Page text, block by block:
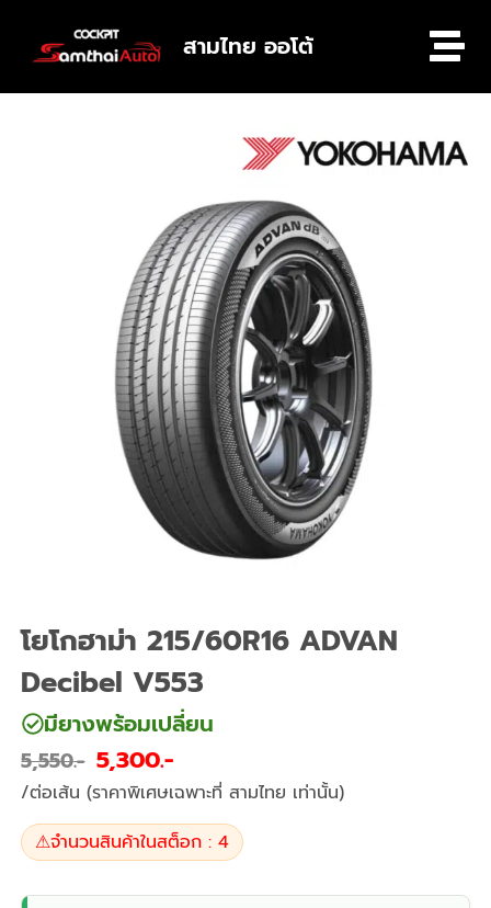
สามไทย ออโต้
โยโกฮาม่า 215/60R16 ADVAN
Decibel V553
มียางพร้อมเปลี่ยน
5,550 5,300
/ต่อเส้น (ราคาพิเศษเฉพาะที่ สามไทย เท่านั้น)
⚠จำนวนสินค้าในสต็อก : 4